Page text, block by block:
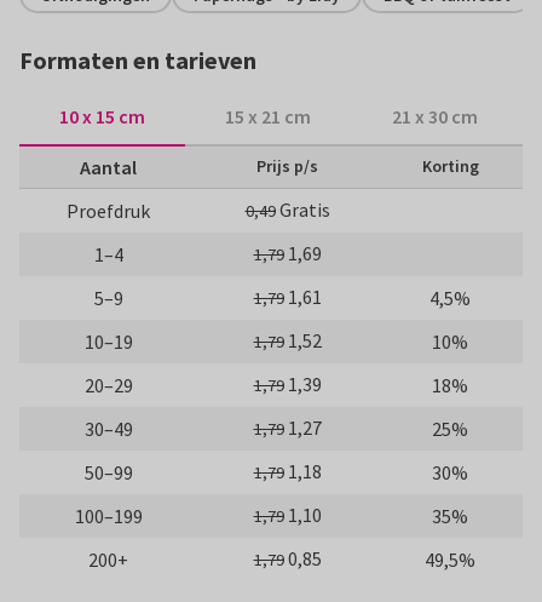
Formaten en tarieven
10 x 15 cm 15 x 21 cm 21 x 30 cm
Aantal Prijs p/s Korting
Proefdruk 0,49Gratis
1–4
1,79 1,69
5–9
1,79 1,61
4,5%
10–19
1,79 1,52
10%
20–29
1,79 1,39
18%
30–49
1,79 1,27
25%
50–99
1,79 1,18
30%
100–199
1,79 1,10
35%
200+
1,790,85 49,5%